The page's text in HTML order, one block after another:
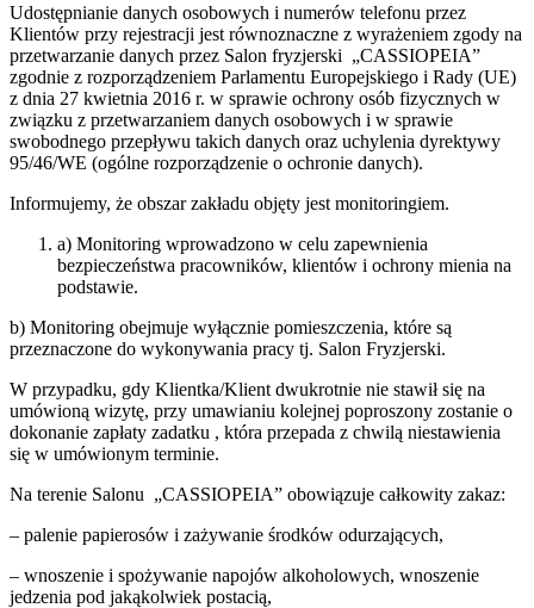
Udostępnianie danych osobowych i numerów telefonu przez
Klientów przy rejestracji jest równoznaczne z wyrażeniem zgody na
przetwarzanie danych przez Salon fryzjerski „CASSIOPEIA”
zgodnie z rozporządzeniem Parlamentu Europejskiego i Rady (UE)
z dnia 27 kwietnia 2016 r. w sprawie ochrony osób fizycznych w
związku z przetwarzaniem danych osobowych i w sprawie
swobodnego przepływu takich danych oraz uchylenia dyrektywy
95/46/WE (ogólne rozporządzenie o ochronie danych).
Informujemy, że obszar zakładu objęty jest monitoringiem.
a) Monitoring wprowadzono w celu zapewnienia
bezpieczeństwa pracowników, klientów i ochrony mienia na
podstawie.
b) Monitoring obejmuje wyłącznie pomieszczenia, które są
przeznaczone do wykonywania pracy tj. Salon Fryzjerski.
W przypadku, gdy Klientka/Klient dwukrotnie nie stawił się na
umówioną wizytę, przy umawianiu kolejnej poproszony zostanie o
dokonanie zapłaty zadatku , która przepada z chwilą niestawienia
się w umówionym terminie.
Na terenie Salonu „CASSIOPEIA” obowiązuje całkowity zakaz:
– palenie papierosów i zażywanie środków odurzających,
– wnoszenie i spożywanie napojów alkoholowych, wnoszenie
jedzenia pod jakąkolwiek postacią,